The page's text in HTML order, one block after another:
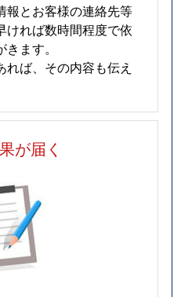
報とお客様の連絡先等
ければ数時間程度で依
ます。
ば、その内容も伝え
が届く